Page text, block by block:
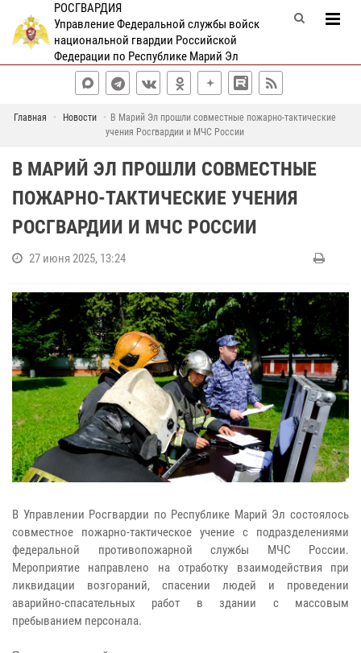
РОСГВАРДИЯ
Управление Федеральной службы войск
национальной гвардии Российской
Федерации по Республике Марий Эл
Главная Новости
В Марий Эл прошли совместные пожарно-тактические
учения Росгвардии и МЧС России
В МАРИЙ ЭЛ ПРОШЛИ СОВМЕСТНЫЕ
ПОЖАРНО-ТАКТИЧЕСКИЕ УЧЕНИЯ
РОСГВАРДИИ И МЧС РОССИИ
27 июня 2025, 13:24
В Управлении Росгвардии по Республике Марий Эл состоялось
совместное пожарно-тактическое учение с подразделениями
федеральной противопожарной службы МЧС России.
Мероприятие направлено на отработку взаимодействия при
ликвидации возгораний, спасении людей и проведении
аварийно-спасательных работ в здании с массовым
пребыванием персонала.